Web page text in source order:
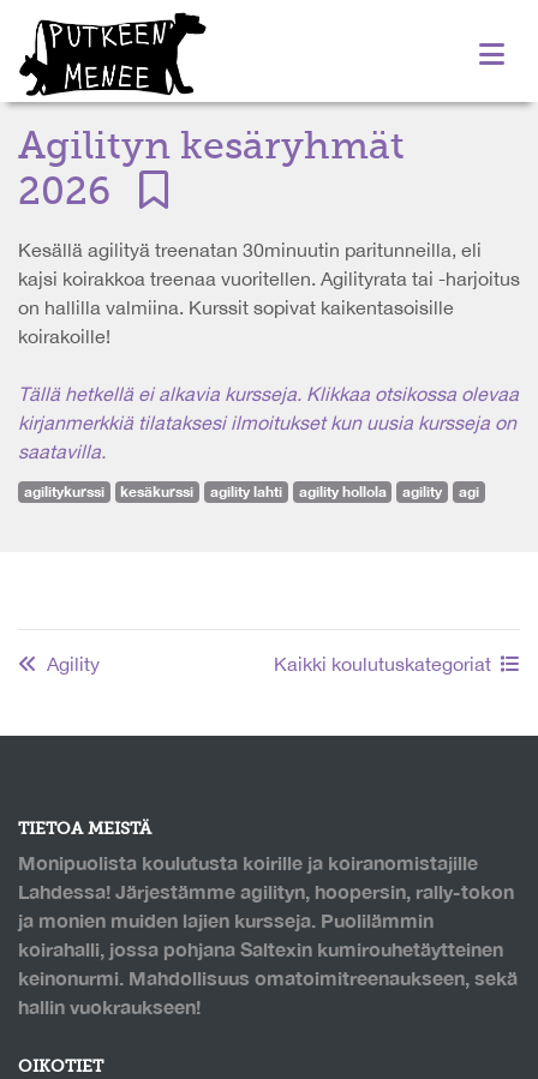
Agilityn kesäryhmät
2026
Kesällä agilityä treenatan 30minuutin paritunneilla, eli
kajsi koirakkoa treenaa vuoritellen. Agilityrata tai -harjoitus
on hallilla valmiina. Kurssit sopivat kaikentasoisille
koirakoille!
Tällä hetkellä ei alkavia kursseja. Klikkaa otsikossa olevaa
kirjanmerkkiä tilataksesi ilmoitukset kun uusia kursseja on
saatavilla.
agilitykurssi kesäkurssi agility lahti agility hollola agility agi
Agility Kaikki koulutuskategoriat
TIETOA MEISTÄ
Monipuolista koulutusta koirille ja koiranomistajille
Lahdessa! Järjestämme agilityn, hoopersin, rally-tokon
ja monien muiden lajien kursseja. Puolilämmin
koirahalli, jossa pohjana Saltexin kumirouhetäytteinen
keinonurmi. Mahdollisuus omatoimitreenaukseen, sekä
hallin vuokraukseen!
OIKOTIET